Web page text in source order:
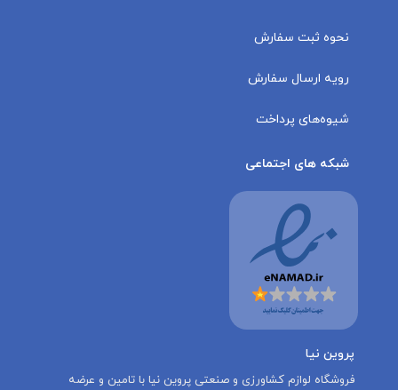
نحوه ثبت سفارش
رویه ارسال سفارش
شیوه‌های پرداخت
شبکه های اجتماعی
پروین نیا
‌فروشگاه لوازم کشاورزی و صنعتی پروین نیا با تامين و عرضه